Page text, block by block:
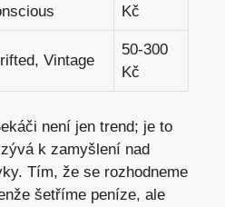
Kč
Vintage
50-300
Kč
není jen trend; je to
k zamyšlení nad
Tím, že se rozhodneme
šetříme peníze, ale